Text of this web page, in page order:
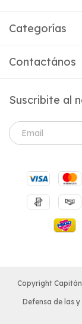
Categorías
Contactános
Suscribite al
Copyright
Defensa de las